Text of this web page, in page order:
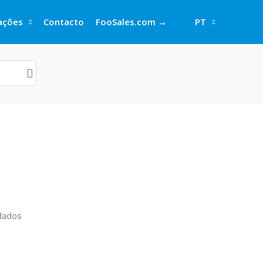
Contacto FooSales.com → PT